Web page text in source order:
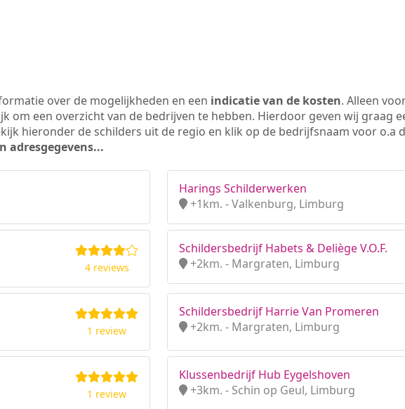
over de mogelijkheden en een indicatie van de kosten. Alleen
om een overzicht van de bedrijven te hebben. Hierdoor geven wij graag
hieronder de schilders uit de regio en klik op de bedrijfsnaam voor o.a
adresgegevens...
Harings Schilderwerken
+1km. - Valkenburg, Limburg
4 reviews
Schildersbedrijf Habets & Deliège V.O.F.
+2km. - Margraten, Limburg
1 review
Schildersbedrijf Harrie Van Promeren
+2km. - Margraten, Limburg
1 review
Klussenbedrijf Hub Eygelshoven
+3km. - Schin op Geul, Limburg